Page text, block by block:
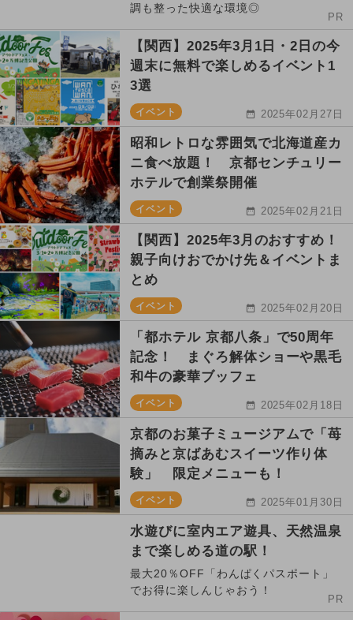
調も整った快適な環境◎
PR
【関西】2025年3月1日・2日の今
週末に無料で楽しめるイベント1
3選
イベント 2025年02月27日
昭和レトロな雰囲気で北海道産カ
ニ食べ放題！ 京都センチュリー
ホテルで創業祭開催
イベント 2025年02月21日
【関西】2025年3月のおすすめ！
親子向けおでかけ先＆イベントま
とめ
イベント 2025年02月20日
「都ホテル 京都八条」で50周年
記念！ まぐろ解体ショーや黒毛
和牛の豪華ブッフェ
イベント 2025年02月18日
京都のお菓子ミュージアムで「苺
摘みと京ばあむスイーツ作り体
験」 限定メニューも！
イベント 2025年01月30日
水遊びに室内エア遊具、天然温泉
まで楽しめる道の駅！
最大20％OFF「わんぱくパスポート」
でお得に楽しんじゃおう！
PR